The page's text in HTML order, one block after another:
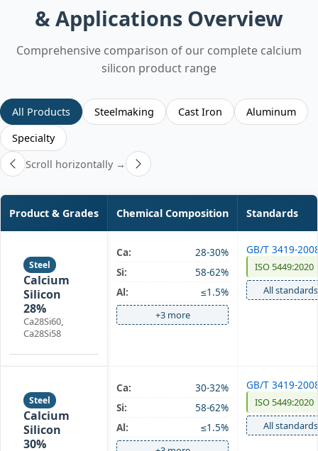
& Applications Overview
Comprehensive comparison of our complete calcium
silicon product range
All Products Steelmaking Cast Iron
Aluminum
Specialty
Scroll horizontally →
Product & Grades Chemical Composition Standards
Steel
Calcium
Silicon
28%
Ca28Si60,
Ca28Si58
Ca:
28-30%
Si:
58-62%
Al:
≤1.5%
+3 more
GB/T 3419-
ISO 5449:2020
All standards
Steel
Calcium
Silicon
30%
Ca:
30-32%
Si:
58-62%
Al:
≤1.5%
GB/T 3419-
ISO 5449:2020
All standards